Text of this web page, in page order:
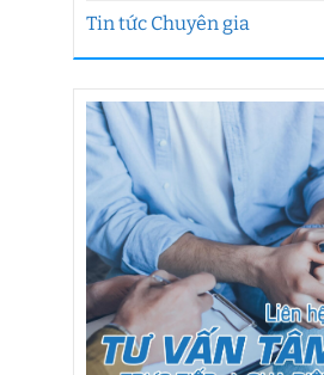
Tin tức Chuyên gia